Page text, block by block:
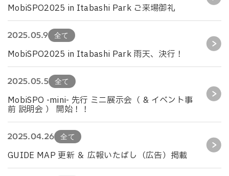
MobiSPO2025 in Itabashi Park ご来場御礼
2025.05.9 全て
MobiSPO2025 in Itabashi Park 雨天、決行！
2025.05.5 全て
MobiSPO -mini- 先行 ミニ展示会（ & イベント事
前 説明会 ） 開始！！
2025.04.26 全て
GUIDE MAP 更新 ＆ 広報いたばし（広告）掲載